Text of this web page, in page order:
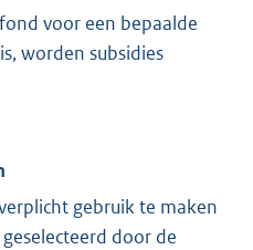
voor een bepaalde
worden subsidies
gebruik te maken
door de